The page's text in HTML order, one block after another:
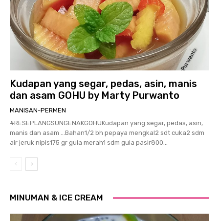
Kudapan yang segar, pedas, asin, manis
dan asam GOHU by Marty Purwanto
MANISAN-PERMEN
#RESEPLANGSUNGENAKGOHUKudapan yang segar, pedas, asin,
manis dan asam …Bahan1/2 bh pepaya mengkal2 sdt cuka2 sdm
air jeruk nipis175 gr gula merah1 sdm gula pasir800...
MINUMAN & ICE CREAM